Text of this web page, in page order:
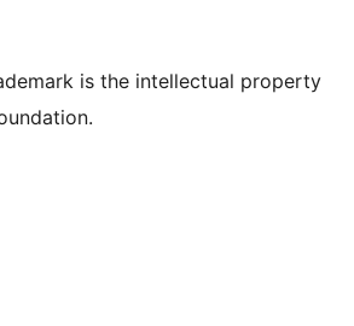
is the intellectual property